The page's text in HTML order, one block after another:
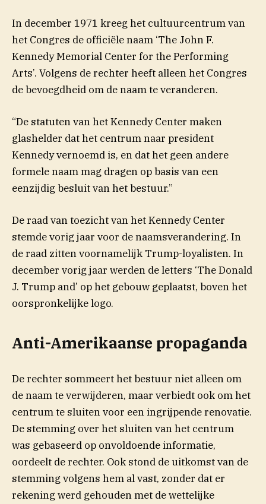
In december 1971 kreeg het cultuurcentrum van
het Congres de officiële naam ‘The John F.
Kennedy Memorial Center for the Performing
Arts’. Volgens de rechter heeft alleen het Congres
de bevoegdheid om de naam te veranderen.
“De statuten van het Kennedy Center maken
glashelder dat het centrum naar president
Kennedy vernoemd is, en dat het geen andere
formele naam mag dragen op basis van een
eenzijdig besluit van het bestuur.”
De raad van toezicht van het Kennedy Center
stemde vorig jaar voor de naamsverandering. In
de raad zitten voornamelijk Trump-loyalisten. In
december vorig jaar werden de letters ‘The Donald
J. Trump and’ op het gebouw geplaatst, boven het
oorspronkelijke logo.
Anti-Amerikaanse propaganda
De rechter sommeert het bestuur niet alleen om
de naam te verwijderen, maar verbiedt ook om het
centrum te sluiten voor een ingrijpende renovatie.
De stemming over het sluiten van het centrum
was gebaseerd op onvoldoende informatie,
oordeelt de rechter. Ook stond de uitkomst van de
stemming volgens hem al vast, zonder dat er
rekening werd gehouden met de wettelijke